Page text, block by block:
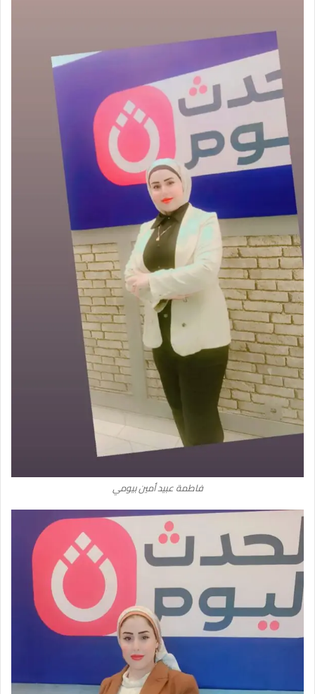
فاطمة عبيد أمين بيومي